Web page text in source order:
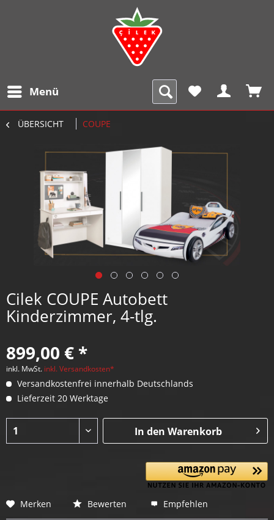
Menü
ÜBERSICHT COUPE
Cilek COUPE Autobett
Kinderzimmer, 4-tlg.
899,00 € *
inkl. MwSt. inkl. Versandkosten*
Versandkostenfrei innerhalb Deutschlands
Lieferzeit 20 Werktage
In den Warenkorb
Merken Bewerten Empfehlen